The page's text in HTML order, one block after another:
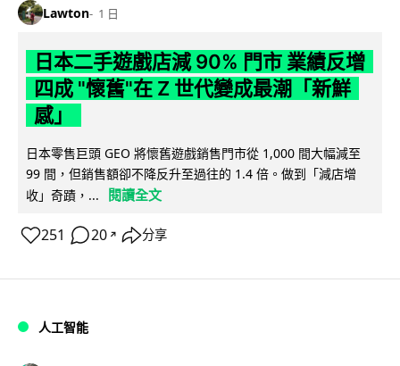
Lawton 1 日
日本二手遊戲店減 90% 門市 業績反增
四成 "懷舊"在 Z 世代變成最潮「新鮮
感」
日本零售巨頭 GEO 將懷舊遊戲銷售門市從 1,000 間大幅減至
99 間，但銷售額卻不降反升至過往的 1.4 倍。做到「減店增
收」奇蹟，...
閱讀全文
251 20 ↗ 分享
人工智能